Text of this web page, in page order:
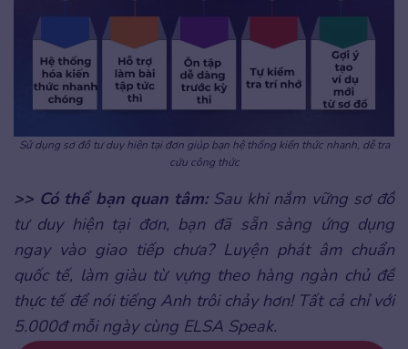
Sử dụng sơ đồ tư duy hiện tại đơn giúp bạn hệ thống kiến thức nhanh, dễ tra
cứu công thức
>> Có thể bạn quan tâm: Sau khi nắm vững sơ đồ
tư duy hiện tại đơn, bạn đã sẵn sàng ứng dụng
ngay vào giao tiếp chưa? Luyện phát âm chuẩn
quốc tế, làm giàu từ vựng theo hàng ngàn chủ đề
thực tế để nói tiếng Anh trôi chảy hơn! Tất cả chỉ với
5.000đ mỗi ngày cùng ELSA Speak.